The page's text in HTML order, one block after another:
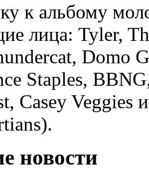
к альбому
лица: Tyler,
Domo
Staples,
Casey Veggies
новости